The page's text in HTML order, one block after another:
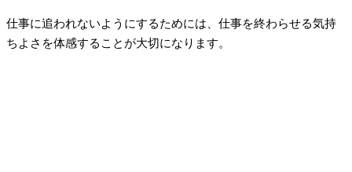
仕事に追われないようにするためには、仕事を終わらせる気持
ちよさを体感することが大切になります。